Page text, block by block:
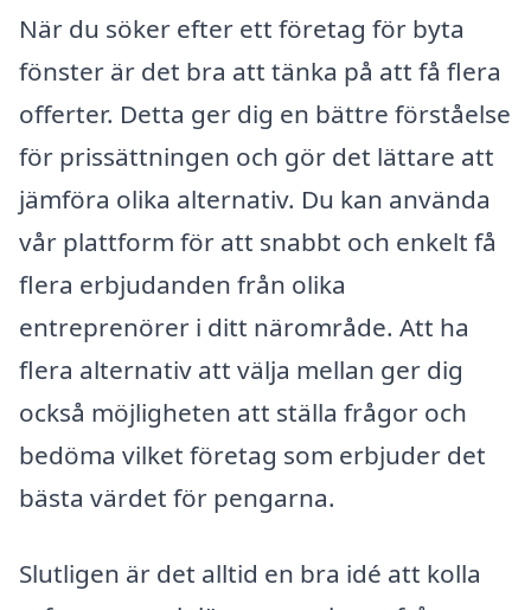
När du söker efter ett företag för byta
fönster är det bra att tänka på att få flera
offerter. Detta ger dig en bättre förståelse
för prissättningen och gör det lättare att
jämföra olika alternativ. Du kan använda
vår plattform för att snabbt och enkelt få
flera erbjudanden från olika
entreprenörer i ditt närområde. Att ha
flera alternativ att välja mellan ger dig
också möjligheten att ställa frågor och
bedöma vilket företag som erbjuder det
bästa värdet för pengarna.
Slutligen är det alltid en bra idé att kolla